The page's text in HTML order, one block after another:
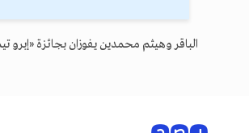
الباقر وهيثم محمدين يفوزان بجائزة «إبرو